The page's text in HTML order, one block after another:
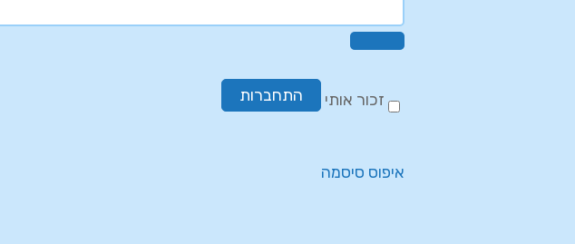
זכור אותי התחברות
איפוס סיסמה